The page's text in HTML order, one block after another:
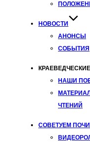
НОВОСТИ
АНОНСЫ
СОБЫТИЯ
НАШИ
ЧТЕНИЙ
СОВЕТУЕМ